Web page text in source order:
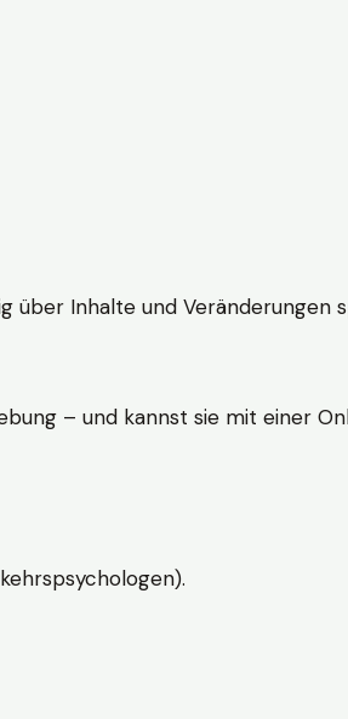
über Inhalte und
– und kannst sie mit einer